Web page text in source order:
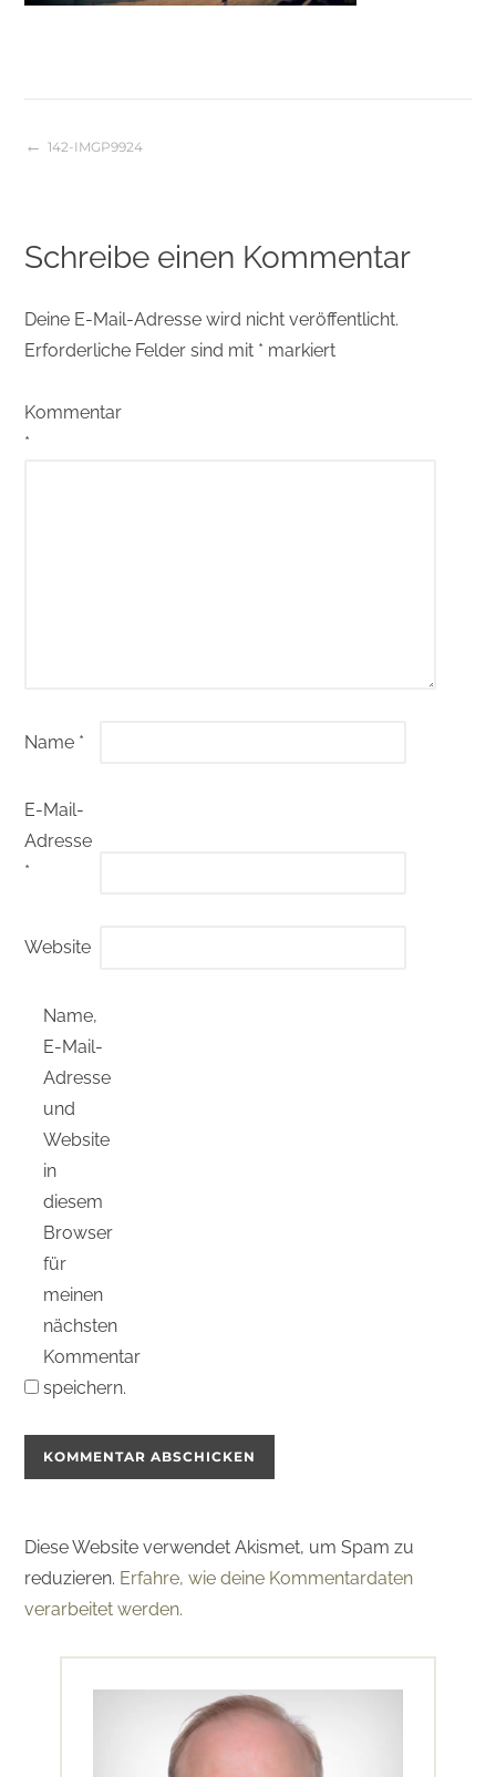
Beitragsnavigation
142-IMGP9924
Schreibe einen Kommentar
Deine E-Mail-Adresse wird nicht veröffentlicht.
Erforderliche Felder sind mit * markiert
Kommentar
*
Name *
E-Mail-
Adresse
*
Website
Name,
E-Mail-
Adresse
und
Website
in
diesem
Browser
für
meinen
nächsten
Kommentar
speichern.
Diese Website verwendet Akismet, um Spam zu
reduzieren. Erfahre, wie deine Kommentardaten
verarbeitet werden.